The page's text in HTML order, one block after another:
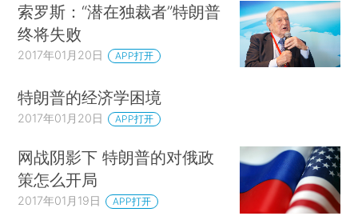
索罗斯：“潜在独裁者”特朗普
终将失败
2017年01月20日 APP打开
特朗普的经济学困境
2017年01月20日 APP打开
网战阴影下 特朗普的对俄政
策怎么开局
2017年01月19日 APP打开